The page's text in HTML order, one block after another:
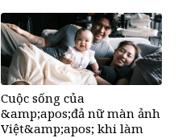
và Hồ Văn Khoa
Cuộc sống của
&amp;apos;đả nữ màn ảnh
Việt&amp;apos; khi làm